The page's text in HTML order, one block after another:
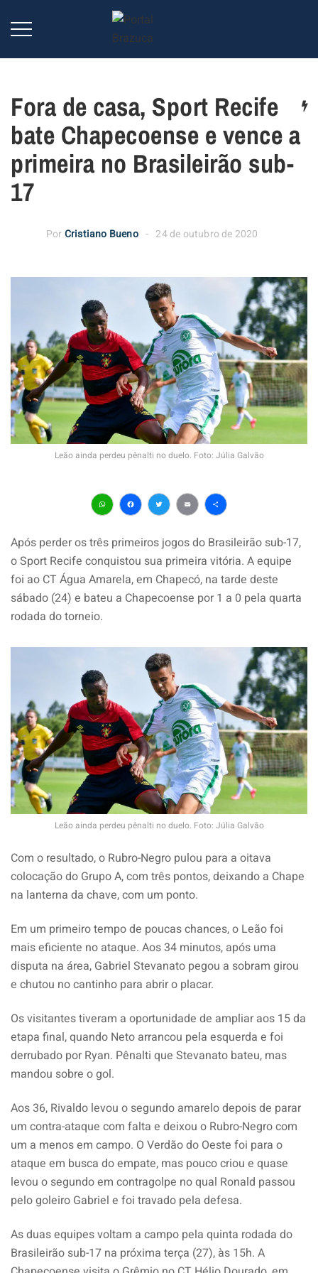
Fora de casa, Sport Recife
bate Chapecoense e vence a
primeira no Brasileirão sub-
17
PorCristiano Bueno 24 de outubro de 2020
Leão ainda perdeu pênalti no duelo. Foto: Júlia Galvão
WhatsApp
Facebook
Twitter
EmailShare
Após perder os três primeiros jogos do Brasileirão sub-17,
o Sport Recife conquistou sua primeira vitória. A equipe
foi ao CT Água Amarela, em Chapecó, na tarde deste
sábado (24) e bateu a Chapecoense por 1 a 0 pela quarta
rodada do torneio.
Leão ainda perdeu pênalti no duelo. Foto: Júlia Galvão
Com o resultado, o Rubro-Negro pulou para a oitava
colocação do Grupo A, com três pontos, deixando a Chape
na lanterna da chave, com um ponto.
Em um primeiro tempo de poucas chances, o Leão foi
mais eficiente no ataque. Aos 34 minutos, após uma
disputa na área, Gabriel Stevanato pegou a sobram girou
e chutou no cantinho para abrir o placar.
Os visitantes tiveram a oportunidade de ampliar aos 15 da
etapa final, quando Neto arrancou pela esquerda e foi
derrubado por Ryan. Pênalti que Stevanato bateu, mas
mandou sobre o gol.
Aos 36, Rivaldo levou o segundo amarelo depois de parar
um contra-ataque com falta e deixou o Rubro-Negro com
um a menos em campo. O Verdão do Oeste foi para o
ataque em busca do empate, mas pouco criou e quase
levou o segundo em contragolpe no qual Ronald passou
pelo goleiro Gabriel e foi travado pela defesa.
As duas equipes voltam a campo pela quinta rodada do
Brasileirão sub-17 na próxima terça (27), às 15h. A